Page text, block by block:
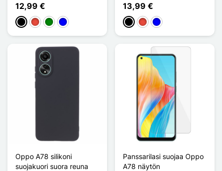
12,99 €
MustaPunainen
VihreäSininen
13,99 €
MustaPunainen
Sininen
Oppo A78 silikoni
suojakuori suora reuna
Panssarilasi suojaa Oppo
A78 näytön